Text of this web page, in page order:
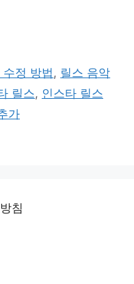
수정 방법, 릴스 음악
릴스, 인스타 릴스
가
침